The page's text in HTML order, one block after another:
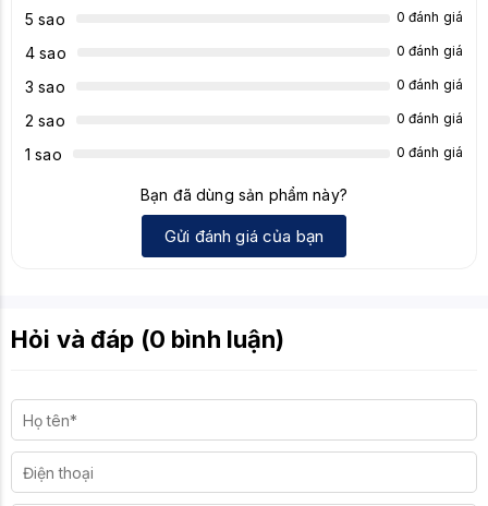
5 sao 0 đánh giá
4 sao 0 đánh giá
3 sao 0 đánh giá
2 sao 0 đánh giá
1 sao 0 đánh giá
Bạn đã dùng sản phẩm này?
Gửi đánh giá của bạn
Hỏi và đáp (0 bình luận)